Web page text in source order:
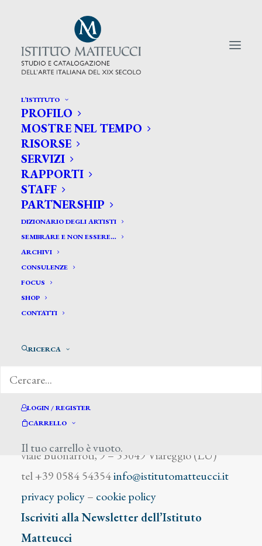
L’ISTITUTO
PROFILO
MOSTRE NEL TEMPO
RISORSE
SERVIZI
RAPPORTI
STAFF
PARTNERSHIP
DIZIONARIO DEGLI ARTISTI
SEMBRARE E NON ESSERE…
ARCHIVI
CONSULENZE
FOCUS
SHOP
CONTATTI
RICERCA
LOGIN / REGISTER
CARRELLO
Il tuo carrello è vuoto.
CERCA TRA GLI ARTISTI:
Search
for:
Tofano Sergio
viale Buonarroti, 9 – 55049 Viareggio (LU)
tel +39 0584 54354info@istitutomatteucci.it
privacy policy– cookie policy
Iscriviti alla Newsletter dell’Istituto
Matteucci